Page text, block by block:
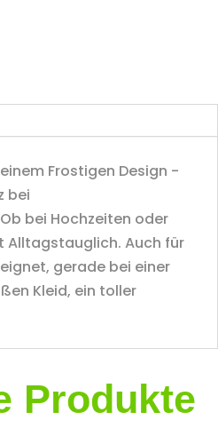
Frostigen Design -
bei
bei Hochzeiten oder
Alltagstauglich. Auch für
gerade bei einer
Kleid, ein toller
Produkte